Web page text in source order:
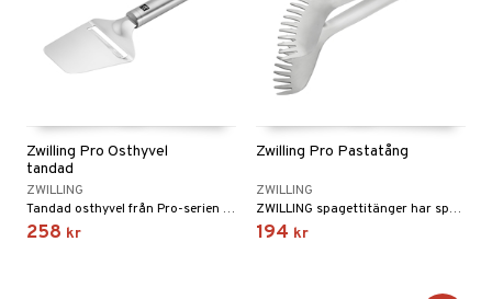
Zwilling Pro Osthyvel
tandad
ZWILLING
Tandad osthyvel från Pro-serien från Zwilling.
258 kr
Zwilling Pro Pastatång
ZWILLING
ZWILLING spagettitänger har speciellt utformade böjda ändar och fjädrande, robusta spetsar som gör att du med särskild lätthet kan ta tag i spagetti.
194 kr